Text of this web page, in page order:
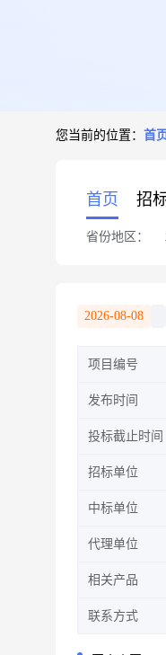
您当前的位置： 首
首页 招
省份地区：
2026-08-08
项目编号
发布时间
投标截止时间
招标单位
中标单位
代理单位
相关产品
联系方式